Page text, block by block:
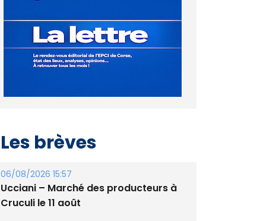
Les brèves
06/08/2026 15:57
Ucciani – Marché des producteurs à
Cruculi le 11 août